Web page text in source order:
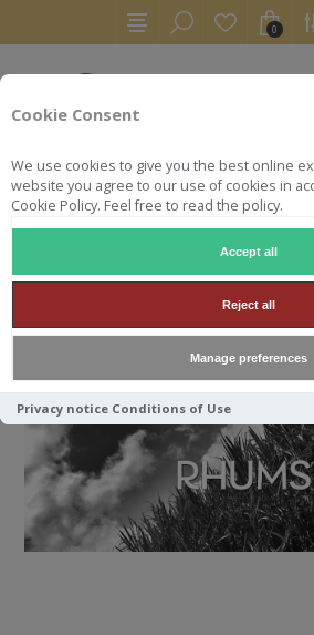
Cookie Consent
We use cookies to give you the best online
website you agree to our use of cookies in
Cookie Policy. Feel free to read the policy.
Accept all
Reject all
Manage preferences
Privacy notice Conditions of Use
0
ACCUEIL
RHUMS